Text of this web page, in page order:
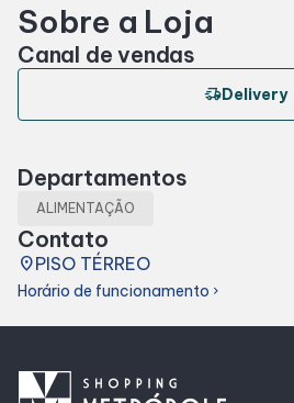
Cinema
Lojas e Restaurantes
Lojas
Sobre a Loja
Canal de vendas
delivery_truck_speedDelivery
Departamentos
ALIMENTAÇÃO
Contato
placePISO TÉRREO
Horário de funcionamento chevron_right